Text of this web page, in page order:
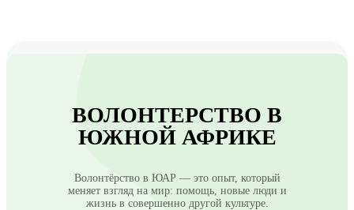
ВОЛОНТЕРСТВО В
ЮЖНОЙ АФРИКЕ
Волонтёрство в ЮАР — это опыт, который
меняет взгляд на мир: помощь, новые люди и
жизнь в совершенно другой культуре.